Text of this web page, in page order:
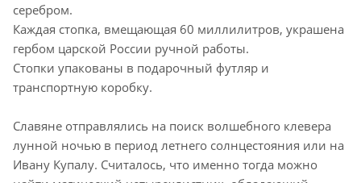
серебром.
Каждая стопка, вмещающая 60 миллилитров, украшена
гербом царской России ручной работы.
Стопки упакованы в подарочный футляр и
транспортную коробку.
Славяне отправлялись на поиск волшебного клевера
лунной ночью в период летнего солнцестояния или на
Ивану Купалу. Считалось, что именно тогда можно